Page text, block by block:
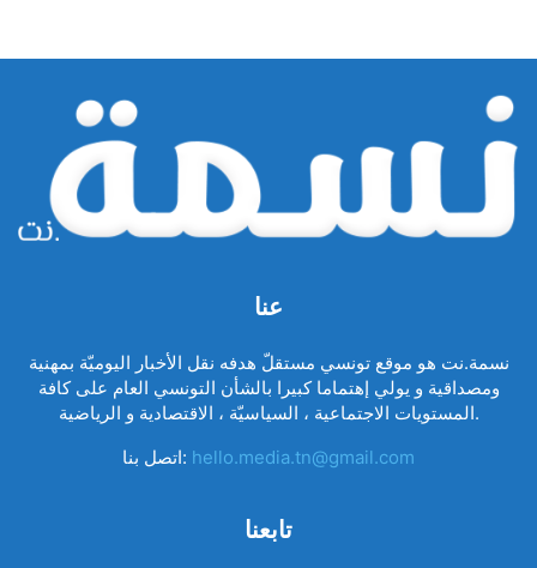
عنا
نسمة.نت هو موقع تونسي مستقلّ هدفه نقل الأخبار اليوميّة بمهنية
ومصداقية و يولي إهتماما كبيرا بالشأن التونسي العام على كافة
المستويات الاجتماعية ، السياسيّة ، الاقتصادية و الرياضية.
اتصل بنا: hello.media.tn@gmail.com
تابعنا